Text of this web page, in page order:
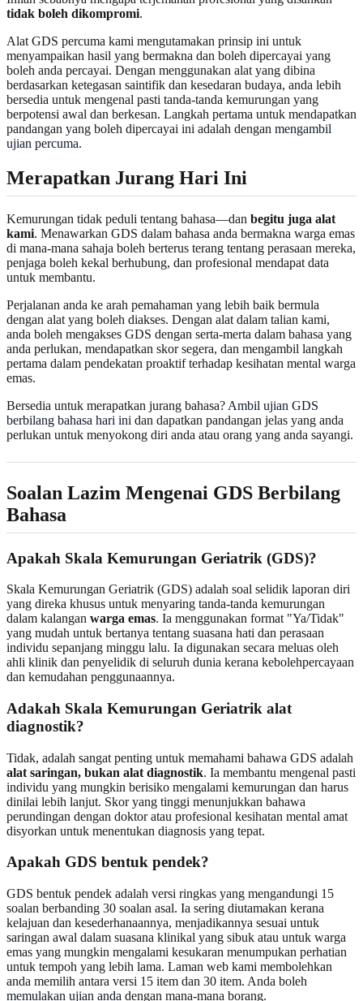
tidak boleh dikompromi.
Alat GDS percuma kami mengutamakan prinsip ini untuk
menyampaikan hasil yang bermakna dan boleh dipercayai yang
boleh anda percayai. Dengan menggunakan alat yang dibina
berdasarkan ketegasan saintifik dan kesedaran budaya, anda lebih
bersedia untuk mengenal pasti tanda-tanda kemurungan yang
berpotensi awal dan berkesan. Langkah pertama untuk mendapatkan
pandangan yang boleh dipercayai ini adalah dengan mengambil
ujian percuma.
Merapatkan Jurang Hari Ini
Kemurungan tidak peduli tentang bahasa—dan begitu juga alat
kami. Menawarkan GDS dalam bahasa anda bermakna warga emas
di mana-mana sahaja boleh berterus terang tentang perasaan mereka,
penjaga boleh kekal berhubung, dan profesional mendapat data
untuk membantu.
Perjalanan anda ke arah pemahaman yang lebih baik bermula
dengan alat yang boleh diakses. Dengan alat dalam talian kami,
anda boleh mengakses GDS dengan serta-merta dalam bahasa yang
anda perlukan, mendapatkan skor segera, dan mengambil langkah
pertama dalam pendekatan proaktif terhadap kesihatan mental warga
emas.
Bersedia untuk merapatkan jurang bahasa?Ambil ujian GDS
berbilang bahasa hari ini dan dapatkan pandangan jelas yang anda
perlukan untuk menyokong diri anda atau orang yang anda sayangi.
Soalan Lazim Mengenai GDS Berbilang
Bahasa
Apakah Skala Kemurungan Geriatrik (GDS)?
Skala Kemurungan Geriatrik (GDS) adalah soal selidik laporan diri
yang direka khusus untuk menyaring tanda-tanda kemurungan
dalam kalangan warga emas. Ia menggunakan format "Ya/Tidak"
yang mudah untuk bertanya tentang suasana hati dan perasaan
individu sepanjang minggu lalu. Ia digunakan secara meluas oleh
ahli klinik dan penyelidik di seluruh dunia kerana kebolehpercayaan
dan kemudahan penggunaannya.
Adakah Skala Kemurungan Geriatrik alat
diagnostik?
Tidak, adalah sangat penting untuk memahami bahawa GDS adalah
alat saringan, bukan alat diagnostik. Ia membantu mengenal pasti
individu yang mungkin berisiko mengalami kemurungan dan harus
dinilai lebih lanjut. Skor yang tinggi menunjukkan bahawa
perundingan dengan doktor atau profesional kesihatan mental amat
disyorkan untuk menentukan diagnosis yang tepat.
Apakah GDS bentuk pendek?
GDS bentuk pendek adalah versi ringkas yang mengandungi 15
soalan berbanding 30 soalan asal. Ia sering diutamakan kerana
kelajuan dan kesederhanaannya, menjadikannya sesuai untuk
saringan awal dalam suasana klinikal yang sibuk atau untuk warga
emas yang mungkin mengalami kesukaran menumpukan perhatian
untuk tempoh yang lebih lama. Laman web kami membolehkan
anda memilih antara versi 15 item dan 30 item. Anda boleh
memulakan ujian anda dengan mana-mana borang.